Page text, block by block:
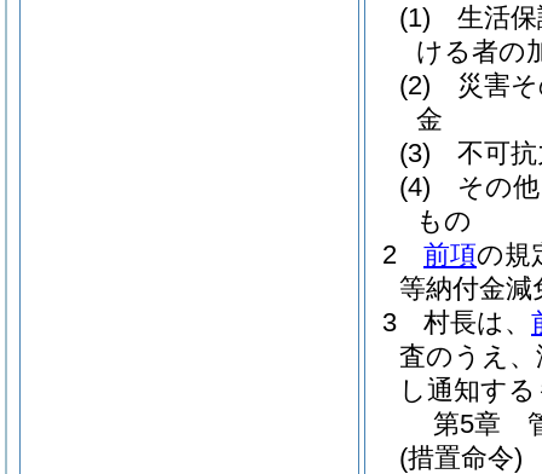
(1)
生活
ける者の
(2)
災害
金
(3)
不可
(4)
その
もの
2
前項の規
等納付金
3
村長は、
査のうえ
し通知す
第5章
(措置命令)